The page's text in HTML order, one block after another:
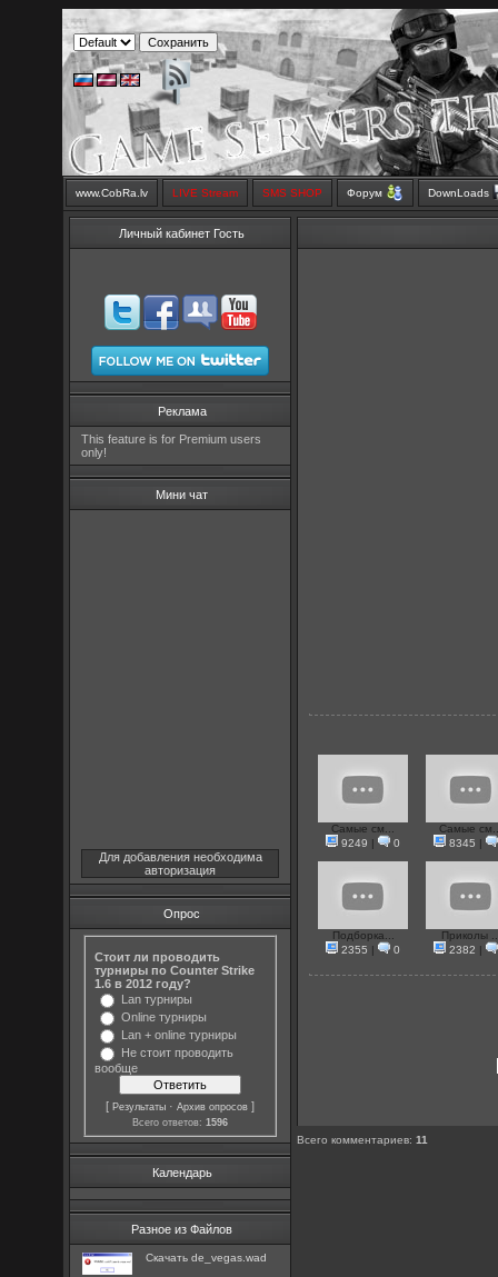
www.CobRa.lv LIVE Stream SMS SHOP Форум DownLoads
Личный кабинет Гость
Реклама
This feature is for Premium users
only!
Мини чат
Для добавления необходима
авторизация
Опрос
Стоит ли проводить
турниры по Counter Strike
1.6 в 2012 году?
Lan турниры
Online турниры
Lan + online турниры
Не стоит проводить
вообще
[Результаты ·Архив опросов ]
Всего ответов:1596
Календарь
Разное из Файлов
Скачать de_vegas.wad
Самые см...
9249 | 0
Самые
8345 |
Подборка...
2355 | 0
Приколы
2382 |
Всего комментариев:11